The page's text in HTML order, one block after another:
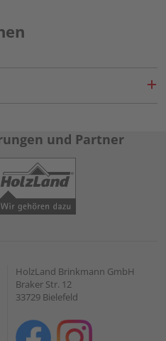
und Partner
HolzLand Brinkmann GmbH
Braker Str. 12
33729 Bielefeld